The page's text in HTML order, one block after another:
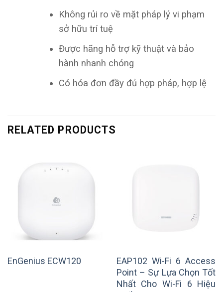
Không rủi ro về mặt pháp lý vi phạm
sở hữu trí tuệ
Được hãng hỗ trợ kỹ thuật và bảo
hành nhanh chóng
Có hóa đơn đầy đủ hợp pháp, hợp lệ
RELATED PRODUCTS
EnGenius ECW120
EAP102 Wi-Fi 6 Access
Point – Sự Lựa Chọn Tốt
Nhất Cho Wi-Fi 6 Hiệu